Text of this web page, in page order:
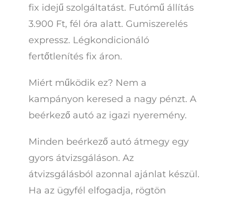
fix idejű szolgáltatást. Futómű állítás
3.900 Ft, fél óra alatt. Gumiszerelés
expressz. Légkondicionáló
fertőtlenítés fix áron.
Miért működik ez? Nem a
kampányon keresed a nagy pénzt. A
beérkező autó az igazi nyeremény.
Minden beérkező autó átmegy egy
gyors átvizsgáláson. Az
átvizsgálásból azonnal ajánlat készül.
Ha az ügyfél elfogadja, rögtön